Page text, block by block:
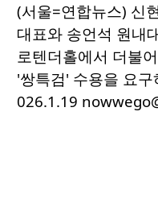
(서울=연합뉴스) 신
대표와 송언석 원내
로텐더홀에서 더불
'쌍특검' 수용을 요
026.1.19